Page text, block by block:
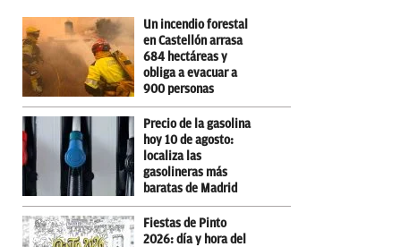
Un incendio forestal
en Castellón arrasa
684 hectáreas y
obliga a evacuar a
900 personas
Precio de la gasolina
hoy 10 de agosto:
localiza las
gasolineras más
baratas de Madrid
Fiestas de Pinto
2026: día y hora del